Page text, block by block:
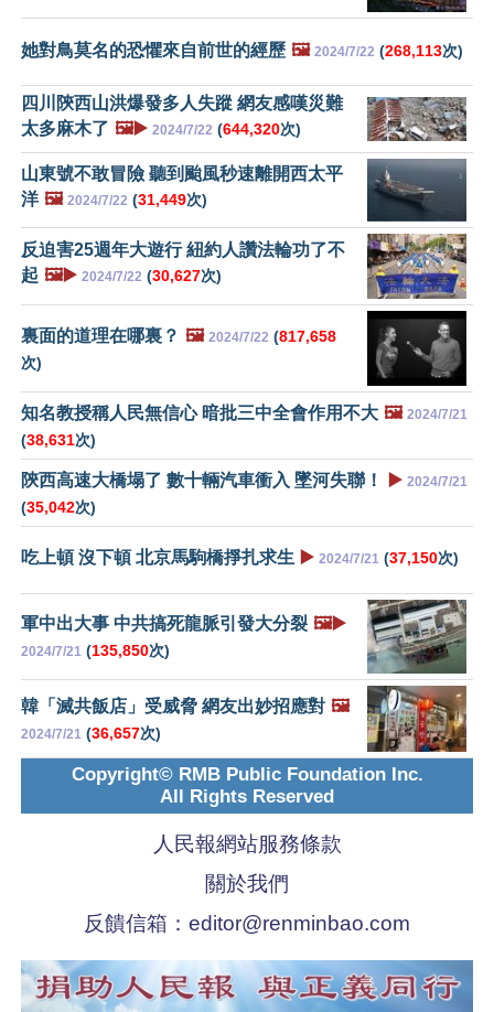
她對鳥莫名的恐懼來自前世的經歷 🖼️ 2024/7/22 (268,113次)
四川陝西山洪爆發多人失蹤 網友感嘆災難
太多麻木了 🖼️▶️ 2024/7/22 (644,320次)
山東號不敢冒險 聽到颱風秒速離開西太平
洋 🖼️ 2024/7/22 (31,449次)
反迫害25週年大遊行 紐約人讚法輪功了不
起 🖼️▶️ 2024/7/22 (30,627次)
裏面的道理在哪裏？ 🖼️ 2024/7/22 (817,658
次)
知名教授稱人民無信心 暗批三中全會作用不大 🖼️ 2024/7/21
(38,631次)
陝西高速大橋塌了 數十輛汽車衝入 墜河失聯！ ▶️ 2024/7/21
(35,042次)
吃上頓 沒下頓 北京馬駒橋掙扎求生 ▶️ 2024/7/21 (37,150次)
軍中出大事 中共搞死龍脈引發大分裂 🖼️▶️
2024/7/21 (135,850次)
韓「滅共飯店」受威脅 網友出妙招應對 🖼️
2024/7/21 (36,657次)
Copyright© RMB Public Foundation Inc.
All Rights Reserved
人民報網站服務條款
關於我們
反饋信箱： editor@renminbao.com